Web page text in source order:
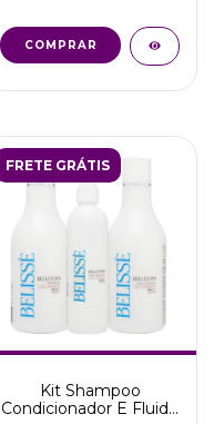
FRETE GRÁTIS
Kit Shampoo
Condicionador E Fluido